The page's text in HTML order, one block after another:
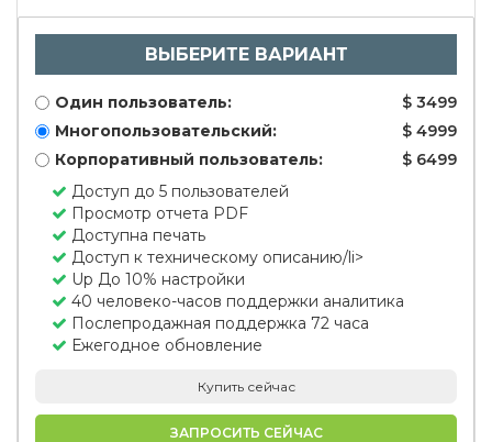
ВЫБЕРИТЕ ВАРИАНТ
Один пользователь:
$ 3499
Многопользовательский:
$ 4999
Корпоративный пользователь:
$ 6499
Доступ до 5 пользователей
Просмотр отчета PDF
Доступна печать
Доступ к техническому описанию/li>
Up До 10% настройки
40 человеко-часов поддержки аналитика
Послепродажная поддержка 72 часа
Ежегодное обновление
Купить сейчас
ЗАПРОСИТЬ СЕЙЧАС